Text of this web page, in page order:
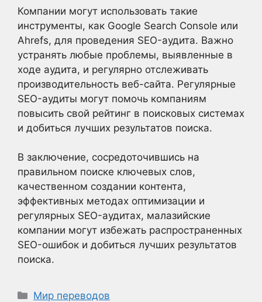
Компании могут использовать такие
инструменты, как Google Search Console или
Ahrefs, для проведения SEO-аудита. Важно
устранять любые проблемы, выявленные в
ходе аудита, и регулярно отслеживать
производительность веб-сайта. Регулярные
SEO-аудиты могут помочь компаниям
повысить свой рейтинг в поисковых системах
и добиться лучших результатов поиска.
В заключение, сосредоточившись на
правильном поиске ключевых слов,
качественном создании контента,
эффективных методах оптимизации и
регулярных SEO-аудитах, малазийские
компании могут избежать распространенных
SEO-ошибок и добиться лучших результатов
поиска.
Рубрики
Мир переводов